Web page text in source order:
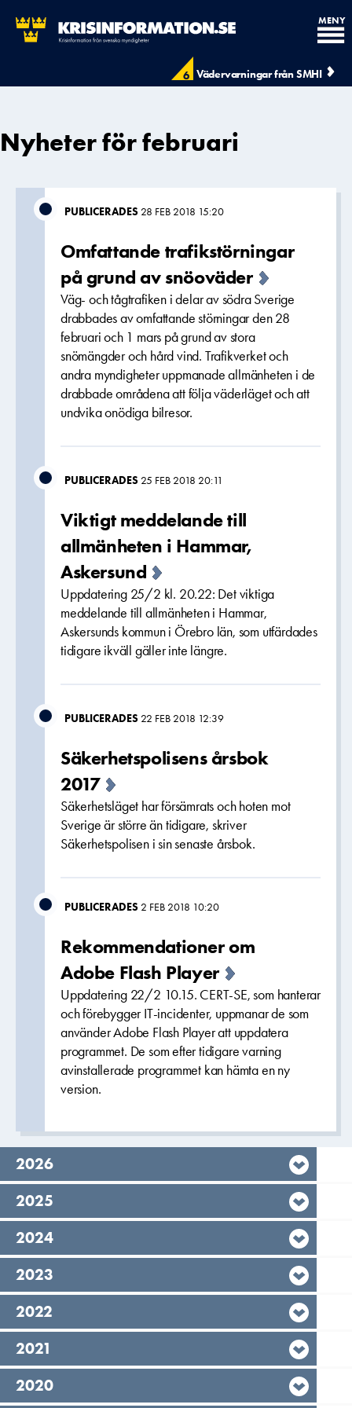
6 Vädervarningar från SMHI
MENY
Nyheter för februari
PUBLICERADES 28 FEB 2018 15:20
Omfattande trafikstörningar
på grund av snöoväder
Väg- och tågtrafiken i delar av södra Sverige
drabbades av omfattande störningar den 28
februari och 1 mars på grund av stora
snömängder och hård vind. Trafikverket och
andra myndigheter uppmanade allmänheten i de
drabbade områdena att följa väderläget och att
undvika onödiga bilresor.
PUBLICERADES 25 FEB 2018 20:11
Viktigt meddelande till
allmänheten i Hammar,
Askersund
Uppdatering 25/2 kl. 20.22: Det viktiga
meddelande till allmänheten i Hammar,
Askersunds kommun i Örebro län, som utfärdades
tidigare ikväll gäller inte längre.
PUBLICERADES 22 FEB 2018 12:39
Säkerhetspolisens årsbok
2017
Säkerhetsläget har försämrats och hoten mot
Sverige är större än tidigare, skriver
Säkerhetspolisen i sin senaste årsbok.
PUBLICERADES 2 FEB 2018 10:20
Rekommendationer om
Adobe Flash Player
Uppdatering 22/2 10.15. CERT-SE, som hanterar
och förebygger IT-incidenter, uppmanar de som
använder Adobe Flash Player att uppdatera
programmet. De som efter tidigare varning
avinstallerade programmet kan hämta en ny
version.
År,
2026
År,
2025
År,
2024
År,
2023
År,
2022
År,
2021
År,
2020